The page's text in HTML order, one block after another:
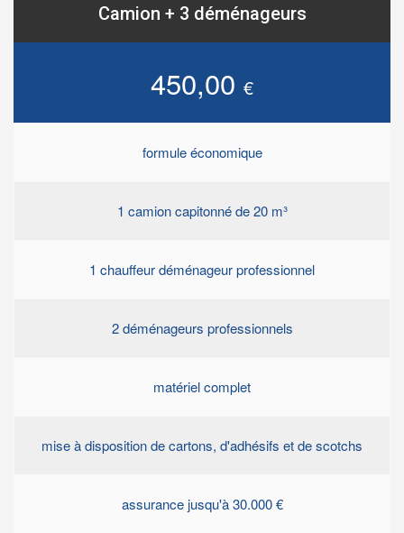
Camion + 3 déménageurs
450,00 €
formule économique
1 camion capitonné de 20 m³
1 chauffeur déménageur professionnel
2 déménageurs professionnels
matériel complet
mise à disposition de cartons, d'adhésifs et de scotchs
assurance jusqu'à 30.000 €